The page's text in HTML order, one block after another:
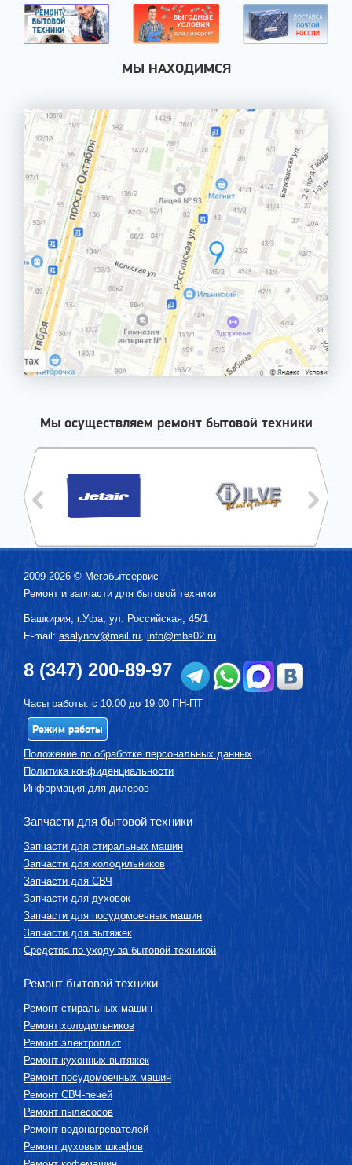
МЫ НАХОДИМСЯ
Мы осуществляем ремонт бытовой техники
2009-2026 © Мегабытсервис —
Ремонт и запчасти для бытовой техники
Башкирия, г.Уфа ул. Российская, 45/1
E-mail: asalynov@mail.ru info@mbs02.ru
8 (347) 200-89-97
Часы работы: с 10:00 до 19:00 ПН-ПТ
Режим работы
Положение по обработке персональных данных
Политика конфиденциальности
Информация для дилеров
Запчасти для бытовой техники
Запчасти для стиральных машин
Запчасти для холодильников
Запчасти для СВЧ
Запчасти для духовок
Запчасти для посудомоечных машин
Запчасти для вытяжек
Средства по уходу за бытовой техникой
Ремонт бытовой техники
Ремонт стиральных машин
Ремонт холодильников
Ремонт электроплит
Ремонт кухонных вытяжек
Ремонт посудомоечных машин
Ремонт СВЧ-печей
Ремонт пылесосов
Ремонт водонагревателей
Ремонт духовых шкафов